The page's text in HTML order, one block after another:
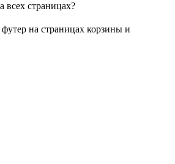
всех страницах?
на страницах корзины и